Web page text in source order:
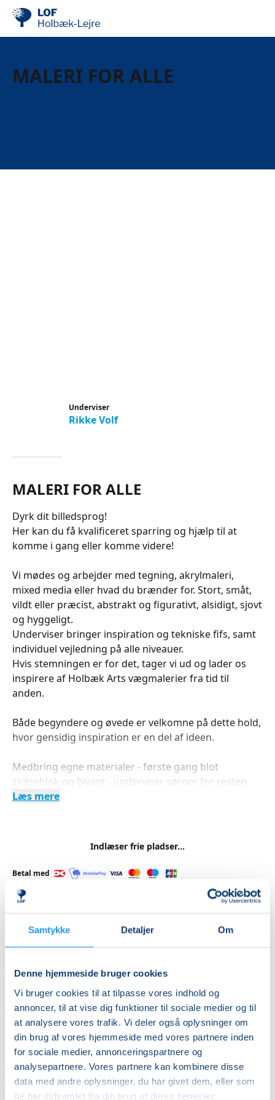
Samtykke Detaljer Om
Denne hjemmeside bruger cookies
Vi bruger cookies til at tilpasse vores indhold og
annoncer, til at vise dig funktioner til sociale medier og til
at analysere vores trafik. Vi deler også oplysninger om
din brug af vores hjemmeside med vores partnere inden
for sociale medier, annonceringspartnere og
analysepartnere. Vores partnere kan kombinere disse
data med andre oplysninger, du har givet dem, eller som
de har indsamlet fra din brug af deres tjenester.
MALERI FOR ALLE
Underviser
Rikke Volf
MALERI FOR ALLE
Dyrk dit billedsprog!
Her kan du få kvalificeret sparring og hjælp til at
komme i gang eller komme videre!
Vi mødes og arbejder med tegning, akrylmaleri,
mixed media eller hvad du brænder for. Stort, småt,
vildt eller præcist, abstrakt og figurativt, alsidigt, sjovt
og hyggeligt.
Underviser bringer inspiration og tekniske fifs, samt
individuel vejledning på alle niveauer.
Hvis stemningen er for det, tager vi ud og lader os
inspirere af Holbæk Arts vægmalerier fra tid til
anden.
Både begyndere og øvede er velkomne på dette hold,
hvor gensidig inspiration er en del af ideen.
Medbring egne materialer - første gang blot
skitseblok og blyant - underviser sørger for resten.
Læs mere
Indlæser frie pladser...
Betal med
Priser
DKK 2.295,00
Info
Nummer
462312
Første mødegang
onsdag 02.09.2026, kl. 09.30 - 12.30